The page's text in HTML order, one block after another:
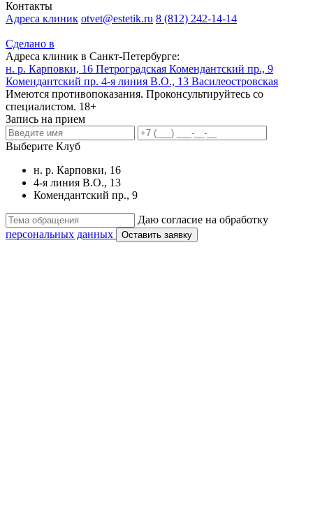
Контакты
Адреса клиник otvet@estetik.ru 8 (812) 242-14-14
Сделано в
Адреса клиник в Санкт-Петербурге:
н. р. Карповки, 16 Петроградская Комендантский пр., 9
Комендантский пр. 4-я линия В.О., 13 Василеостровская
Имеются противопоказания. Проконсультируйтесь со
специалистом. 18+
Запись на прием
Выберите Клуб
н. р. Карповки, 16
4-я линия В.О., 13
Комендантский пр., 9
Даю согласие на обработку
персональных данных